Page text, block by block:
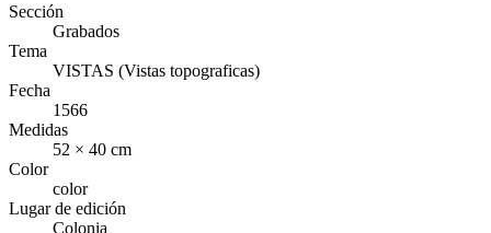
Sección
Grabados
Tema
VISTAS (Vistas topograficas)
Fecha
1566
Medidas
52 × 40 cm
Color
color
Lugar de edición
Colonia